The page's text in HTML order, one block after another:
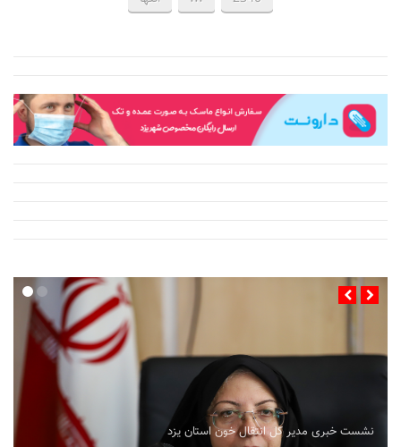
نشست خبری مدیر کل انتقال خون استان یزد